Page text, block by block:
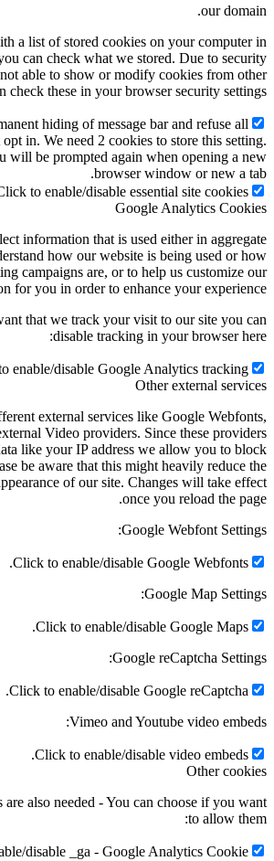
our
with a list of stored cookies on your
so you can check what we stored. Due to
are not able to show or modify cookies from
can check these in your browser security
permanent hiding of message bar and refuse
not opt in. We need 2 cookies to store this
you will be prompted again when opening a
browser window or new a
Click to enable/disable essential site
Google Analytics
collect information that is used either in
understand how our website is being used or
campaigns are, or to help us
for you in order to enhance your
want that we track your visit to our site you
disable tracking in your browser
to enable/disable Google Analytics
Other external
different external services like Google
external Video providers. Since these
data like your IP address we allow you to
Please be aware that this might heavily
appearance of our site. Changes will take
once you reload the
Google Webfont
Click to enable/disable Google
Google Map
Click to enable/disable Google
Google reCaptcha
Click to enable/disable Google
Vimeo and Youtube video
Click to enable/disable video
Other
are also needed - You can choose if you
to allow
enable/disable _ga - Google Analytics